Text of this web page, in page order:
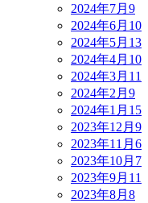
2024年7月 9
2024年6月 10
2024年5月 13
2024年4月 10
2024年3月 11
2024年2月 9
2024年1月 15
2023年12月 9
2023年11月 6
2023年10月 7
2023年9月 11
2023年8月 8